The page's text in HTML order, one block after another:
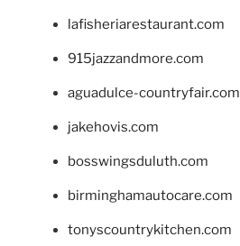
lafisheriarestaurant.com
915jazzandmore.com
aguadulce-countryfair.com
jakehovis.com
bosswingsduluth.com
birminghamautocare.com
tonyscountrykitchen.com